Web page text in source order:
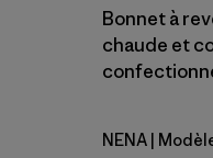
Bonnet à
chaude et
New Navy
NENA |